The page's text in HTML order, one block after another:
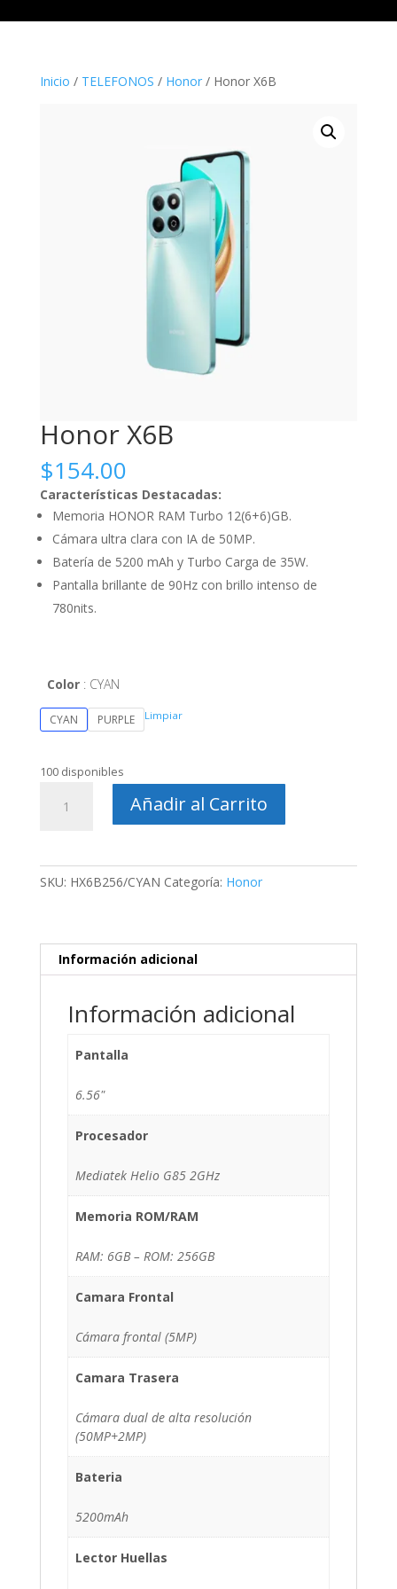
Inicio / TELEFONOS / Honor/ Honor X6B
Honor X6B
$154.00
Características Destacadas:
Memoria HONOR RAM Turbo 12(6+6)GB.
Cámara ultra clara con IA de 50MP.
Batería de 5200 mAh y Turbo Carga de 35W.
Pantalla brillante de 90Hz con brillo intenso de
780nits.
Color CYAN
CYAN PURPLE Limpiar
100 disponibles
Añadir al Carrito
SKU: HX6B256/CYAN Categoría: Honor
Información adicional
Información adicional
Pantalla
6.56"
Procesador
Mediatek Helio G85 2GHz
Memoria ROM/RAM
RAM: 6GB – ROM: 256GB
Camara Frontal
Cámara frontal (5MP)
Camara Trasera
Cámara dual de alta resolución
(50MP+2MP)
Bateria
5200mAh
Lector Huellas